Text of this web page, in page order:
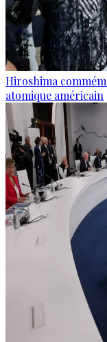
Hiroshima
atomique américain